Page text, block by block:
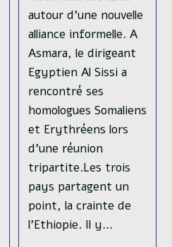
autour d'une nouvelle
alliance informelle. A
Asmara, le dirigeant
Egyptien Al Sissi a
rencontré ses
homologues Somaliens
et Erythréens lors
d'une réunion
tripartite.Les trois
pays partagent un
point, la crainte de
l'Ethiopie. Il y…